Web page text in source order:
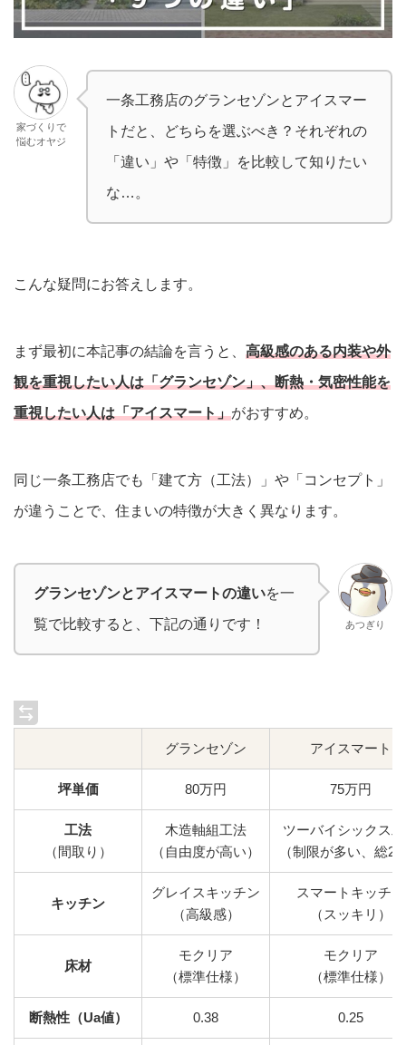
家づくりで
悩むオヤジ
一条工務店のグランセゾンとアイスマー
トだと、どちらを選ぶべき？それぞれの
「違い」や「特徴」を比較して知りたい
な…。
こんな疑問にお答えします。
まず最初に本記事の結論を言うと、 高級感のある内装や外
観を重視したい人は「グランセゾン」、断熱・気密性能を
重視したい人は「アイスマート」がおすすめ。
同じ一条工務店でも「建て方（工法）」や「コンセプト」
が違うことで、住まいの特徴が大きく異なります。
グランセゾンとアイスマートの違いを一
覧で比較すると、下記の通りです！
あつぎり
グランセゾン アイスマート
坪単価 80万円 75万円
工法
（間取り）
木造軸組工法
（自由度が高い）
ツーバイシックス
（制限が多い、総2
キッチン
グレイスキッチン
（高級感）
スマートキッチン
（スッキリ）
床材
モクリア
（標準仕様）
モクリア
（標準仕様）
断熱性（Ua値） 0.38 0.25